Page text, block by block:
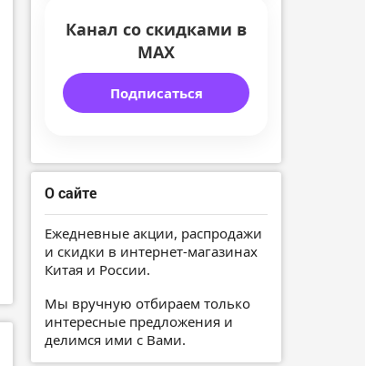
Канал со скидками в
MAX
Подписаться
О сайте
Ежедневные акции, распродажи
и скидки в интернет-магазинах
Китая и России.
Мы вручную отбираем только
интересные предложения и
делимся ими с Вами.